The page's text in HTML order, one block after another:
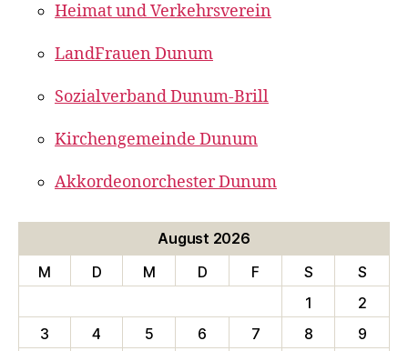
Heimat und Verkehrsverein
LandFrauen Dunum
Sozialverband Dunum-Brill
Kirchengemeinde Dunum
Akkordeonorchester Dunum
August 2026
M
D M D F S
S
1
2
3
4 5 6 7 8
9